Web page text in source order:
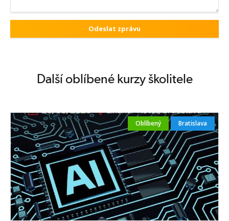
Další oblíbené kurzy školitele
Oblíbený Bratislava